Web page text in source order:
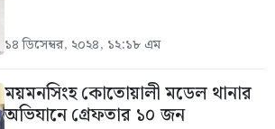
১৪ ডিসেম্বর, ২০২৪, ১২:১৮ এম
ময়মনসিংহ কোতোয়ালী মডেল থানার
অভিযানে গ্রেফতার ১০ জন